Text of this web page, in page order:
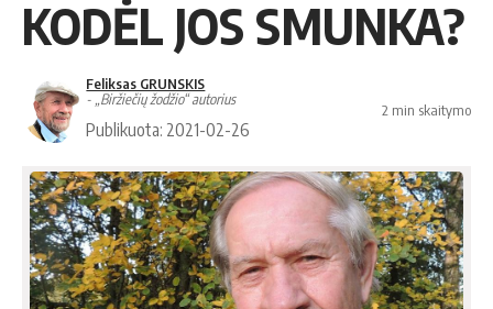
KODĖL JOS SMUNKA?
Feliksas GRUNSKIS
- „Biržiečių žodžio“ autorius
Publikuota: 2021-02-26
2 min skaitymo